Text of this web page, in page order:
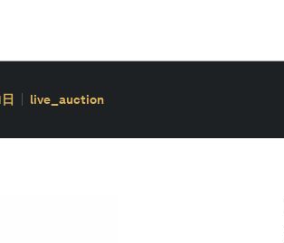
live_auction